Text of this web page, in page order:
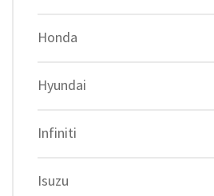
Honda
Hyundai
Infiniti
Isuzu